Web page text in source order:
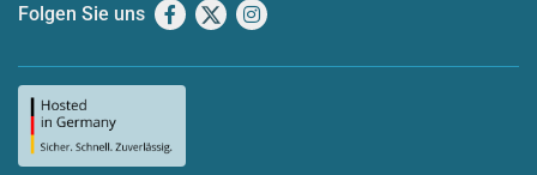
Folgen Sie uns Facebook
X Instagram